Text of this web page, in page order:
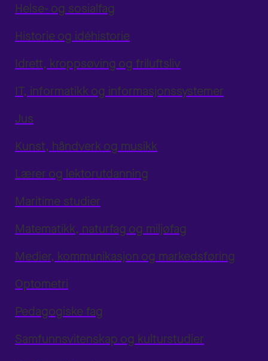
Helse- og sosialfag
Historie og idéhistorie
Idrett, kroppsøving og friluftsliv
IT, informatikk og informasjonssystemer
Jus
Kunst, håndverk og musikk
Lærer og lektorutdanning
Maritime studier
Matematikk, naturfag og miljøfag
Medier, kommunikasjon og markedsføring
Optometri
Pedagogiske fag
Samfunnsvitenskap og kulturstudier